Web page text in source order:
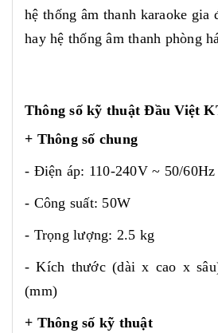
hệ thống âm thanh karaoke gia
hay hệ thống âm thanh phòng
Thông số kỹ thuật Đầu Việt
+ Thông số chung
- Điện áp: 110-240V ~ 50/60Hz
- Công suất: 50W
- Trọng lượng: 2.5 kg
- Kích thước (dài x cao x
(mm)
+ Thông số kỹ thuật